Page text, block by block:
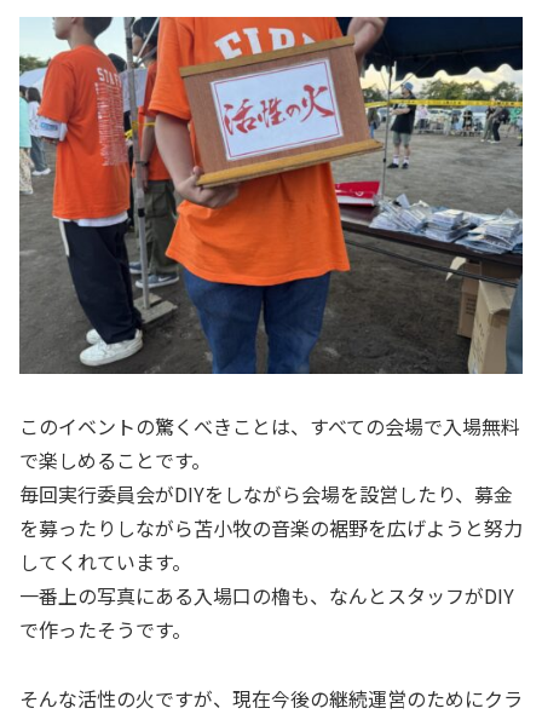
このイベントの驚くべきことは、すべての会場で入場無料
で楽しめることです。
毎回実行委員会がDIYをしながら会場を設営したり、募金
を募ったりしながら苫小牧の音楽の裾野を広げようと努力
してくれています。
一番上の写真にある入場口の櫓も、なんとスタッフがDIY
で作ったそうです。
そんな活性の火ですが、現在今後の継続運営のためにクラ